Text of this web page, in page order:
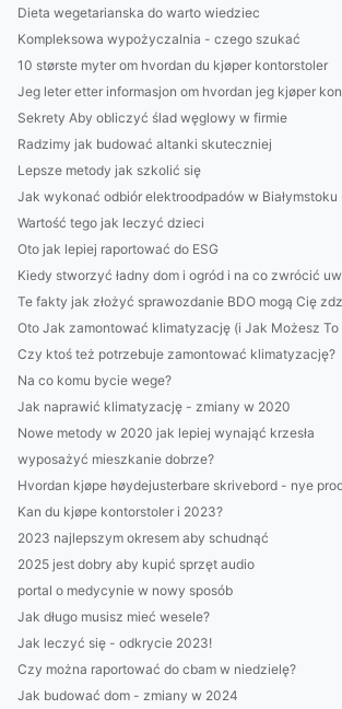
Dieta wegetarianska do warto wiedziec
Kompleksowa wypożyczalnia - czego szukać
10 største myter om hvordan du kjøper kontorstoler
Jeg leter etter informasjon om hvordan jeg kjøper
Sekrety Aby obliczyć ślad węglowy w firmie
Radzimy jak budować altanki skuteczniej
Lepsze metody jak szkolić się
Jak wykonać odbiór elektroodpadów w Białymstoku
Wartość tego jak leczyć dzieci
Oto jak lepiej raportować do ESG
Kiedy stworzyć ładny dom i ogród i na co zwrócić
Te fakty jak złożyć sprawozdanie BDO mogą Cię
Oto Jak zamontować klimatyzację (i Jak Możesz To
Czy ktoś też potrzebuje zamontować klimatyzację?
Na co komu bycie wege?
Jak naprawić klimatyzację - zmiany w 2020
Nowe metody w 2020 jak lepiej wynająć krzesła
wyposażyć mieszkanie dobrze?
Hvordan kjøpe høydejusterbare skrivebord - nye
Kan du kjøpe kontorstoler i 2023?
2023 najlepszym okresem aby schudnąć
2025 jest dobry aby kupić sprzęt audio
portal o medycynie w nowy sposób
Jak długo musisz mieć wesele?
Jak leczyć się - odkrycie 2023!
Czy można raportować do cbam w niedzielę?
Jak budować dom - zmiany w 2024